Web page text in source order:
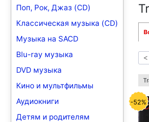
Поп, Рок, Джаз (CD)
Классическая музыка (CD)
Музыка на SACD
Blu-ray музыка
DVD музыка
Кино и мультфильмы
Аудиокниги
Детям и родителям
-52%